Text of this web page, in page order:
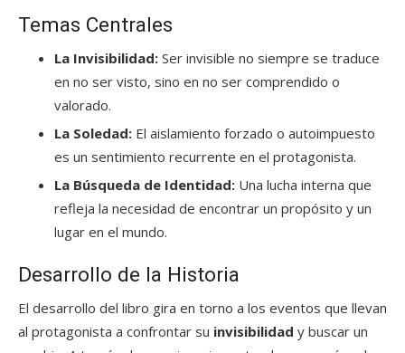
Temas Centrales
La Invisibilidad: Ser invisible no siempre se traduce
en no ser visto, sino en no ser comprendido o
valorado.
La Soledad: El aislamiento forzado o autoimpuesto
es un sentimiento recurrente en el protagonista.
La Búsqueda de Identidad: Una lucha interna que
refleja la necesidad de encontrar un propósito y un
lugar en el mundo.
Desarrollo de la Historia
El desarrollo del libro gira en torno a los eventos que llevan
al protagonista a confrontar su invisibilidad y buscar un